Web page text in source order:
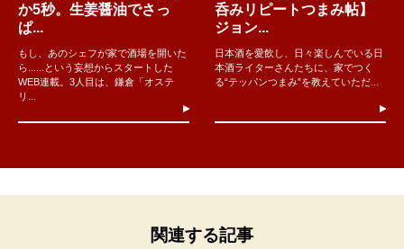
か5秒。生姜醤油でさっ
ぱ...
もし、あのシェフが家で酒場を開いた
ら......という妄想からスタートした
WEB連載。3人目は、鎌倉「オステ
リ...
呑みリピートつまみ帖】
ジョン...
日本酒を愛飲し、日々楽しんでいる日
本酒ライターさんたちに、家でつく
る“テッパンつまみ”を教えていただ...
関連する記事